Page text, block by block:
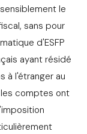
le
sans pour
d'ESFP
ayant résidé
à l'étranger au
comptes ont